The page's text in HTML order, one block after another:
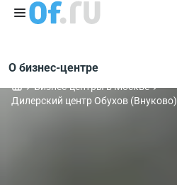
О бизнес-центре
Бизнес-центры в Москве
Дилерский центр Обухов (Внуково)